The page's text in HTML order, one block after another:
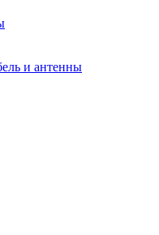
и антенны